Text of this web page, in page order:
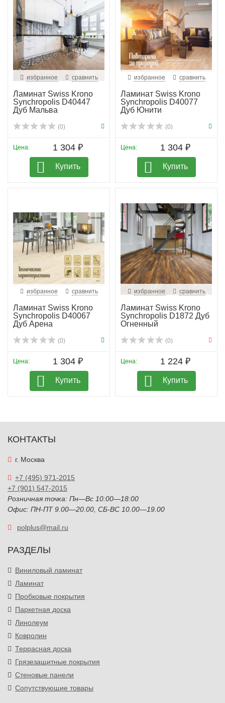
избранное сравнить
Ламинат Swiss Krono
Synchropolis D40447
Дуб Мальва
(0)
Цена: 1 304 ₽
Купить
избранное сравнить
Ламинат Swiss Krono
Synchropolis D40077
Дуб Юнити
(0)
Цена: 1 304 ₽
Купить
избранное сравнить
Ламинат Swiss Krono
Synchropolis D40067
Дуб Арена
(0)
Цена: 1 304 ₽
Купить
избранное сравнить
Ламинат Swiss Krono
Synchropolis D1872 Дуб
Огненный
(0)
Цена: 1 224 ₽
Купить
КОНТАКТЫ
г. Москва
+7 (495) 971-2015
+7 (901) 547-2015
Розничная точка: Пн—Вс 10:00—18:00
Офис: ПН-ПТ 9.00—20.00, СБ-ВС 10.00—19.00
polplus@mail.ru
РАЗДЕЛЫ
Виниловый ламинат
Ламинат
Пробковые покрытия
Паркетная доска
Линолеум
Ковролин
Террасная доска
Грязезащитные покрытия
Стеновые панели
Сопутствующие товары